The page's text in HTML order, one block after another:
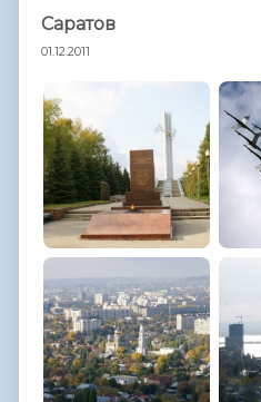
Саратов
01.12.2011